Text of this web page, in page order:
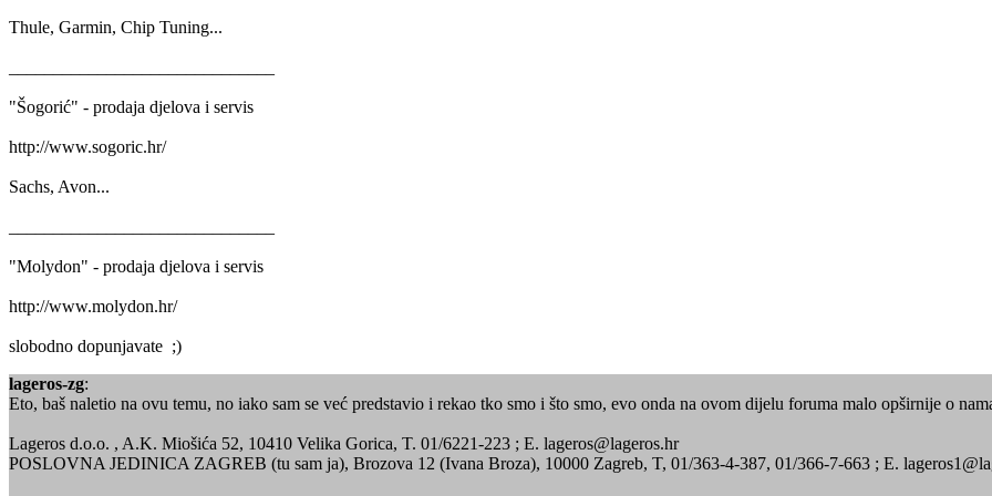
Thule, Garmin, Chip Tuning...
"Šogorić" - prodaja djelova i servis
http://www.sogoric.hr/
Sachs, Avon...
"Molydon" - prodaja djelova i servis
http://www.molydon.hr/
slobodno dopunjavate ;)
lageros-zg:
Eto, baš naletio na ovu temu, no iako sam se već predstavio i rekao tko smo i što smo, evo onda na ovom dijelu foruma malo opširnije o
Lageros d.o.o. , A.K. Miošića 52, 10410 Velika Gorica, T. 01/6221-223 ; E. lageros@lageros.hr
POSLOVNA JEDINICA ZAGREB (tu sam ja), Brozova 12 (Ivana Broza), 10000 Zagreb, T, 01/363-4-387, 01/366-7-663 ; E.